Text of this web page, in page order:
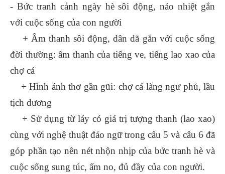
- Bức tranh cảnh ngày hè sôi động, náo nhiệt gắn
với cuộc sống của con người
+ Âm thanh sôi động, dân dã gắn với cuộc sống
đời thường: âm thanh của tiếng ve, tiếng lao xao của
chợ cá
+ Hình ảnh thơ gần gũi: chợ cá làng ngư phủ, lầu
tịch dương
+ Sử dụng từ láy có giá trị tượng thanh (lao xao)
cùng với nghệ thuật đảo ngữ trong câu 5 và câu 6 đã
góp phần tạo nên nét nhộn nhịp của bức tranh hè và
cuộc sống sung túc, ấm no, đủ đầy của con người.